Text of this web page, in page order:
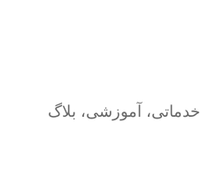
آموزشی، بلاگ